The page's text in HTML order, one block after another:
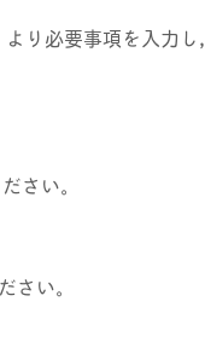
必要事項を入力し，
さい。
い。